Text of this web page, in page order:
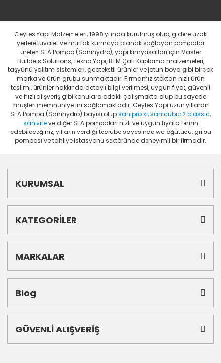
Ceytes Yapı Malzemeleri, 1998 yılında kurulmuş olup, gidere uzak
yerlere tuvalet ve mutfak kurmaya olanak sağlayan pompalar
üreten SFA Pompa (Sanihydro), yapı kimyasalları için Master
Builders Solutions, Tekno Yapı, BTM Çatı Kaplama malzemeleri,
taşyünü yalıtım sistemleri, geotekstil ürünler ve jotun boya gibi birçok
marka ve ürün grubu sunmaktadır. Firmamız stoktan hızlı ürün
teslimi, ürünler hakkında detaylı bilgi verilmesi, uygun fiyat, güvenli
ve hızlı alışveriş gibi konulara odaklı çalışmakta olup bu sayede
müşteri memnuniyetini sağlamaktadır. Ceytes Yapı uzun yıllardır
SFA Pompa (Sanihydro) bayisi olupsanipro xr,sanicubic 2 classic,
saniviteve diğer SFA pompaları hızlı ve uygun fiyata temin
edebileceğiniz, yılların verdiği tecrübe sayesinde wc öğütücü, gri su
pompası ve tahliye istasyonu sektöründe deneyimli bir firmadır.
KURUMSAL
KATEGORİLER
MARKALAR
Blog
GÜVENLİ ALIŞVERİŞ